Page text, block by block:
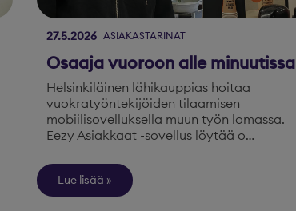
27.5.2026 ASIAKASTARINAT
Osaaja vuoroon alle minuutissa
Helsinkiläinen lähikauppias hoitaa
vuokratyöntekijöiden tilaamisen
mobiilisovelluksella muun työn lomassa.
Eezy Asiakkaat -sovellus löytää o…
Lue lisää